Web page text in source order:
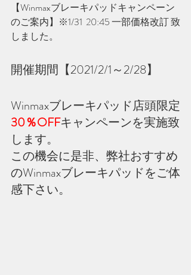
【Winmaxブレーキパッドキャンペーン
のご案内】※1/31  20:45 一部価格改訂 致
しました。
開催期間【2021/2/1～2/28】
Winmaxブレーキパッド店頭限定
30％OFFキャンペーンを実施致
します。
この機会に是非、弊社おすすめ
のWinmaxブレーキパッドをご体
感下さい。